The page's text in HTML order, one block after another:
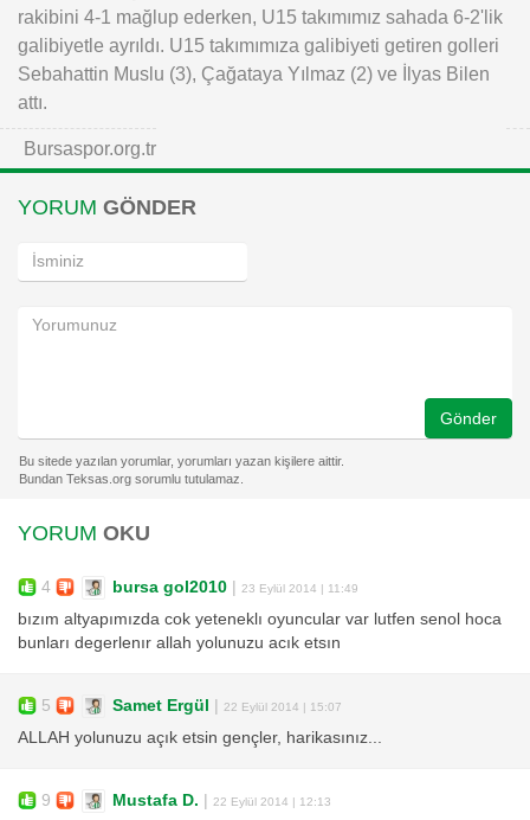
rakibini 4-1 mağlup ederken, U15 takımımız sahada 6-2'lik
galibiyetle ayrıldı. U15 takımımıza galibiyeti getiren golleri
Sebahattin Muslu (3), Çağataya Yılmaz (2) ve İlyas Bilen
attı.
Bursaspor.org.tr
YORUM GÖNDER
Gönder
YORUM OKU
4 bursa gol2010 | 23 Eylül 2014 | 11:49
bızım altyapımızda cok yeteneklı oyuncular var lutfen senol hoca
bunları degerlenır allah yolunuzu acık etsın
5 Samet Ergül | 22 Eylül 2014 | 15:07
ALLAH yolunuzu açık etsin gençler, harikasınız...
9 Mustafa D. | 22 Eylül 2014 | 12:13